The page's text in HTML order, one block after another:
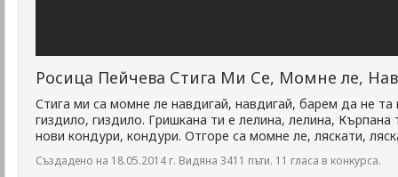
Росица Пейчева Стига Ми Се, Момне ле,
Стига ми са момне ле навдигай, навдигай, барем да не
гиздило, гиздило. Гришкана ти е лелина, лелина,
нови кондури, кондури. Отгоре са момне ле, ляскати,
Създадено на 18.05.2014 г. Видяна 3411 пъти. 11 гласа в конкурса.